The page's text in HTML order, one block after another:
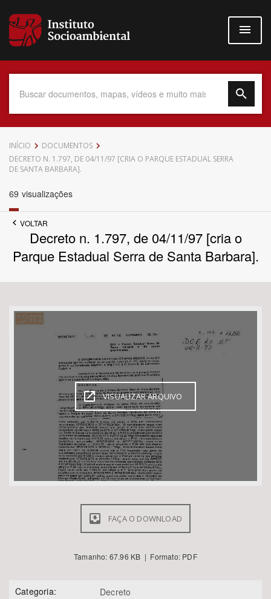
para
conteúdo
Data do Documento
Povo Indígena
Área de Levantamento
Área Protegida
INÍCIO
DOCUMENTOS
DECRETO N. 1.797, DE 04/11/97 [CRIA O PARQUE ESTADUAL SERRA
DE SANTA BARBARA].
69 visualizações
VOLTAR
Decreto n. 1.797, de 04/11/97 [cria o
Parque Estadual Serra de Santa Barbara].
VISUALIZAR ARQUIVO
FAÇA O DOWNLOAD
Tamanho: 67.96 KB | Formato: PDF
Categoria: Decreto